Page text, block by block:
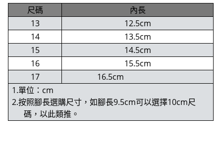
尺碼
內長
13
12.5cm
14
13.5cm
15
14.5cm
16
15.5cm
17
16.5cm
1.單位：cm
2.按照腳長選購尺寸，如腳長9.5cm可以選擇10cm尺
碼，以此類推。